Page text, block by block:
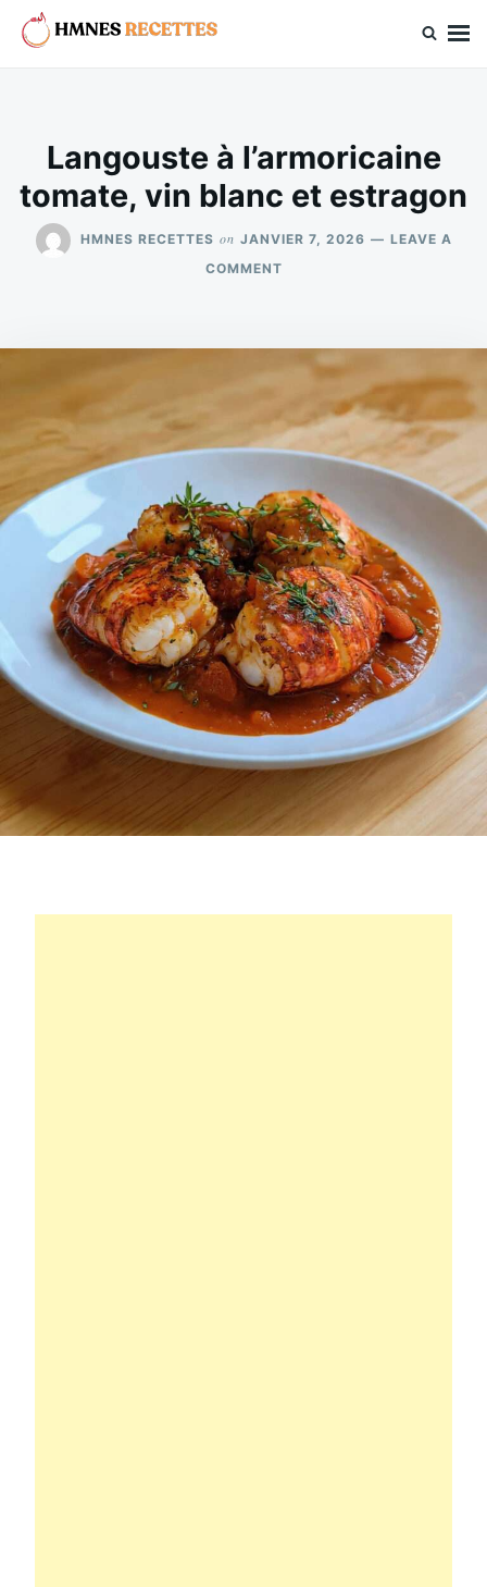
SkipSearch
for:
Langouste à l’armoricaine
tomate, vin blanc et estragon
HMNES RECETTES on JANVIER 7, 2026
LEAVE A
COMMENTON
TOMATE,
ESTRAGON